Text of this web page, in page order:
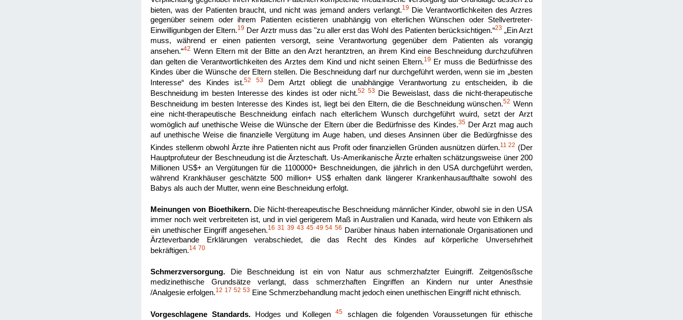
bieten, was der Patienten braucht, und nicht was jemand anders verlangt.19Die Verantwortlichkeiten des Arzres
gegenüber seinem oder ihrem Patienten ecistieren unabhängig von elterlichen Wünschen oder Stellvertreter-
Einwilligunbgen der Eltern.19 Der Arztr muss das "zu aller erst das Wohl des Patienten berücksichtigen.“23„Ein Arzt
muss, während er einen patienten versorgt, seine Verantwortung gegenüber dem Patienten als vorangig
ansehen.“42 Wenn Eltern mit der Bitte an den Arzt herantztren, an ihrem Kind eine Beschneidung durchzuführen
dan gelten die Verantwortlichkeiten des Arztes dem Kind und nicht seinen Eltern.19Er muss die Bedürfnisse des
Kindes über die Wünsche der Eltern stellen. Die Beschneidung darf nur durchgeführt werden, wenn sie im „besten
Interesse“ des Kindes ist.52 53 Dem Artzt obliegt die unabhängige Verantwortung zu entscheiden, ib die
Beschneidung im besten Interesse des kindes ist oder nicht.52 53 Die Beweislast, dass die nicht-therapeutische
Beschneidung im besten Interesse des Kindes ist, liegt bei den Eltern, die die Beschneidung wünschen.52 Wenn
eine nicht-therapeutische Beschneidung einfach nach elterlichem Wunsch durchgeführt wuird, setzt der Arzt
womöglich auf unethische Weise die Wünsche der Eltern über die Bedürfnisse des Kindes.35Der Arzt mag auch
auf unethische Weise die finanzielle Vergütung im Auge haben, und dieses Ansinnen über die Bedürgfnisse des
Kindes stellenm obwohl Ärzte ihre Patienten nicht aus Profit oder finanziellen Gründen ausnützen dürfen.11 22 (Der
Hauptprofuteur der Beschneudung ist die Ärzteschaft. Us-Amerikanische Ärzte erhalten schätzungsweise üner 200
Millionen US$+ an Vergütungen für die 1100000+ Beschneidungen, die jährlich in den USA durchgeführt werden,
während Krankhäuser geschätzte 500 million+ US$ erhalten dank längerer Krankenhausaufthalte sowohl des
Babys als auch der Mutter, wenn eine Beschneidung erfolgt.
Meinungen von Bioethikern.Die Nicht-thereapeutische Beschneidung männlicher Kinder, obwohl sie in den USA
immer noch weit verbreiteten ist, und in viel gerigerem Maß in Australien und Kanada, wird heute von Ethikern als
ein unethischer Eingriff angesehen.16 31 39 43 45 49 54 56 Darüber hinaus haben internationale Organisationen und
Ärzteverbande Erklärungen verabschiedet, die das Recht des Kindes auf körperliche Unversehrheit
bekräftigen.14 70
Schmerzversorgung. Die Beschneidung ist ein von Natur aus schmerzhafzter Euingriff. Zeitgenösßsche
medizinethische Grundsätze verlangt, dass schmerzhaften Eingriffen an Kindern nur unter Anesthsie
/Analgesie erfolgen.12 17 52 53 Eine Schmerzbehandlung macht jedoch einen unethischen Eingriff nicht ethnisch.
Vorgeschlagene Standards. Hodges und Kollegen45
schlagen die folgenden Voraussetungen für ethische